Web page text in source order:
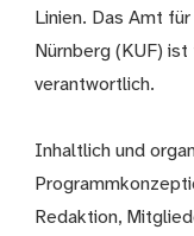
Linien. Das Amt
Nürnberg (KUF)
verantwortlich.
Inhaltlich und
Redaktion,